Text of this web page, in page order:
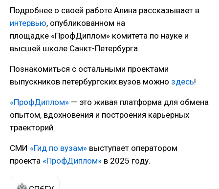
Подробнее о своей работе Алина рассказывает в
интервью, опубликованном на
площадке «ПрофДиплом» комитета по науке и
высшей школе Санкт-Петербурга.
Познакомиться с остальными проектами
выпускников петербургских вузов можно здесь!
«ПрофДиплом» — это живая платформа для обмена
опытом, вдохновения и построения карьерных
траекторий.
СМИ «Гид по вузам» выступает оператором
проекта «ПрофДиплом» в 2025 году.